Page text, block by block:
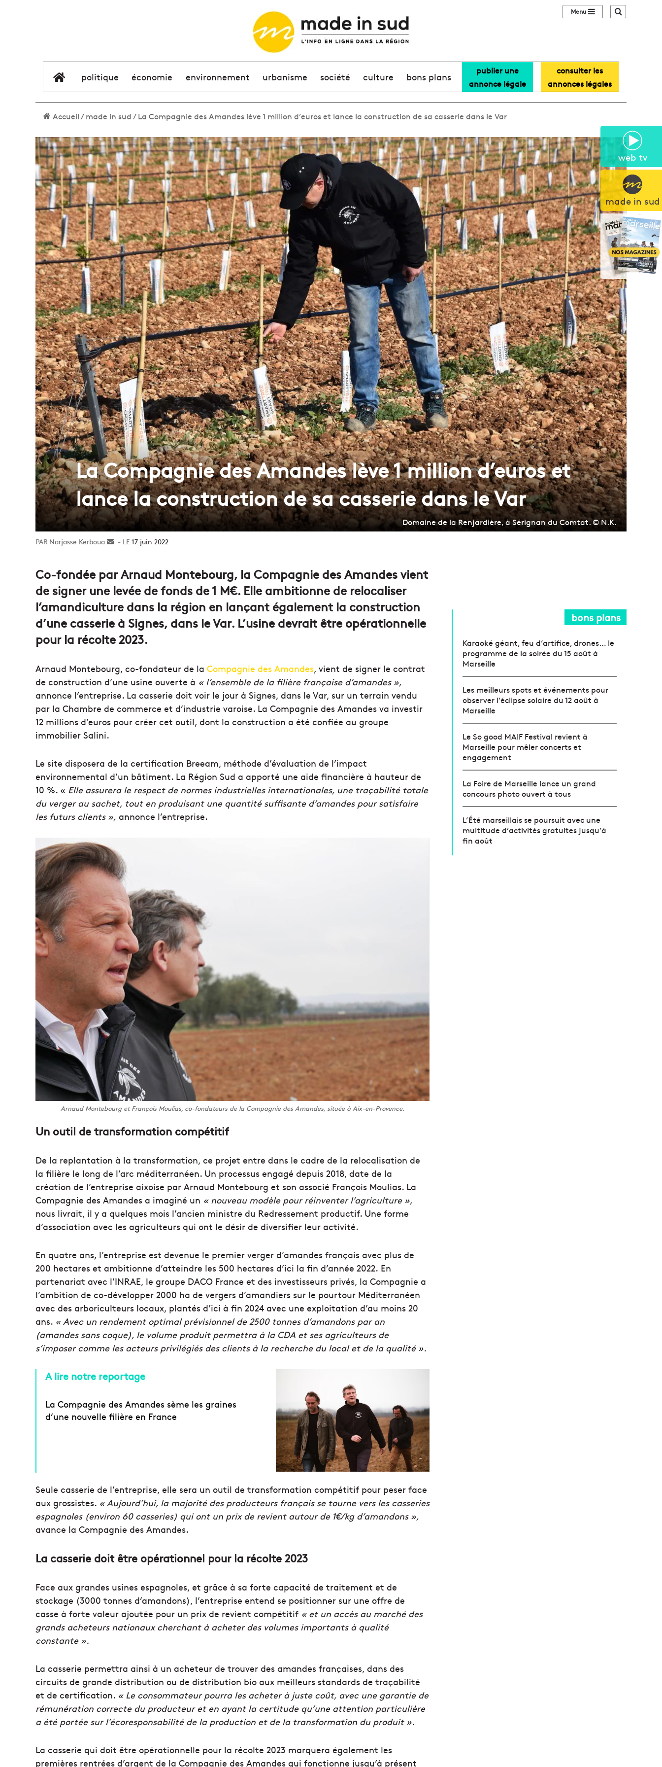
web tv
made in sud
Sidebar (barre
élément de menu
politique économie environnement urbanisme société culture bons plans
publier une
annonce légale
consulter les
annonces légales
Accueil/made in sud/La Compagnie des Amandes lève 1 million d’euros et lance la construction de sa casserie dans le Var
La Compagnie des Amandes lève 1 million d’euros et
lance la construction de sa casserie dans le Var
Domaine de la Renjardière, à Sérignan du Comtat. © N.K.
Narjasse Kerboua
Envoyer17 juin 2022
Co-fondée par Arnaud Montebourg, la Compagnie des Amandes vient
de signer une levée de fonds de 1 M€. Elle ambitionne de relocaliser
l’amandiculture dans la région en lançant également la construction
d’une casserie à Signes, dans le Var. L’usine devrait être opérationnelle
pour la récolte 2023.
Arnaud Montebourg, co-fondateur de la Compagnie des Amandes, vient de signer le contrat
de construction d’une usine ouverte à « l’ensemble de la filière française d’amandes »,
annonce l’entreprise. La casserie doit voir le jour à Signes, dans le Var, sur un terrain vendu
par la Chambre de commerce et d’industrie varoise. La Compagnie des Amandes va investir
12 millions d’euros pour créer cet outil, dont la construction a été confiée au groupe
immobilier Salini.
Le site disposera de la certification Breeam, méthode d’évaluation de l’impact
environnemental d’un bâtiment. La Région Sud a apporté une aide financière à hauteur de
10 %. « Elle assurera le respect de normes industrielles internationales, une traçabilité totale
du verger au sachet, tout en produisant une quantité suffisante d’amandes pour satisfaire
les futurs clients », annonce l’entreprise.
Arnaud Montebourg et François Moulias, co-fondateurs de la Compagnie des Amandes, située à Aix-en-Provence.
Un outil de transformation compétitif
De la replantation à la transformation, ce projet entre dans le cadre de la relocalisation de
la filière le long de l’arc méditerranéen. Un processus engagé depuis 2018, date de la
création de l’entreprise aixoise par Arnaud Montebourg et son associé François Moulias. La
Compagnie des Amandes a imaginé un « nouveau modèle pour réinventer l’agriculture »,
nous livrait, il y a quelques mois l’ancien ministre du Redressement productif. Une forme
d’association avec les agriculteurs qui ont le désir de diversifier leur activité.
En quatre ans, l’entreprise est devenue le premier verger d’amandes français avec plus de
200 hectares et ambitionne d’atteindre les 500 hectares d’ici la fin d’année 2022. En
partenariat avec l’INRAE, le groupe DACO France et des investisseurs privés, la Compagnie a
l’ambition de co-développer 2000 ha de vergers d’amandiers sur le pourtour Méditerranéen
avec des arboriculteurs locaux, plantés d’ici à fin 2024 avec une exploitation d’au moins 20
ans. « Avec un rendement optimal prévisionnel de 2500 tonnes d’amandons par an
(amandes sans coque), le volume produit permettra à la CDA et ses agriculteurs de
s’imposer comme les acteurs privilégiés des clients à la recherche du local et de la qualité ».
A lire notre reportage
La Compagnie des Amandes sème les graines
d’une nouvelle filière en France
Seule casserie de l’entreprise, elle sera un outil de transformation compétitif pour peser face
aux grossistes. « Aujourd’hui, la majorité des producteurs français se tourne vers les casseries
espagnoles (environ 60 casseries) qui ont un prix de revient autour de 1€/kg d’amandons »,
avance la Compagnie des Amandes.
La casserie doit être opérationnel pour la récolte 2023
Face aux grandes usines espagnoles, et grâce à sa forte capacité de traitement et de
stockage (3000 tonnes d’amandons), l’entreprise entend se positionner sur une offre de
casse à forte valeur ajoutée pour un prix de revient compétitif « et un accès au marché des
grands acheteurs nationaux cherchant à acheter des volumes importants à qualité
constante ».
La casserie permettra ainsi à un acheteur de trouver des amandes françaises, dans des
circuits de grande distribution ou de distribution bio aux meilleurs standards de traçabilité
et de certification. « Le consommateur pourra les acheter à juste coût, avec une garantie de
rémunération correcte du producteur et en ayant la certitude qu’une attention particulière
a été portée sur l’écoresponsabilité de la production et de la transformation du produit ».
La casserie qui doit être opérationnelle pour la récolte 2023 marquera également les
premières rentrées d’argent de la Compagnie des Amandes qui fonctionne jusqu’à présent
bons plans
Karaoké géant, feu d’artifice, drones… le
programme de la soirée du 15 août à
Marseille
Les meilleurs spots et événements pour
observer l’éclipse solaire du 12 août à
Marseille
Le So good MAIF Festival revient à
Marseille pour mêler concerts et
engagement
La Foire de Marseille lance un grand
concours photo ouvert à tous
L’Été marseillais se poursuit avec une
multitude d’activités gratuites jusqu’à
fin août